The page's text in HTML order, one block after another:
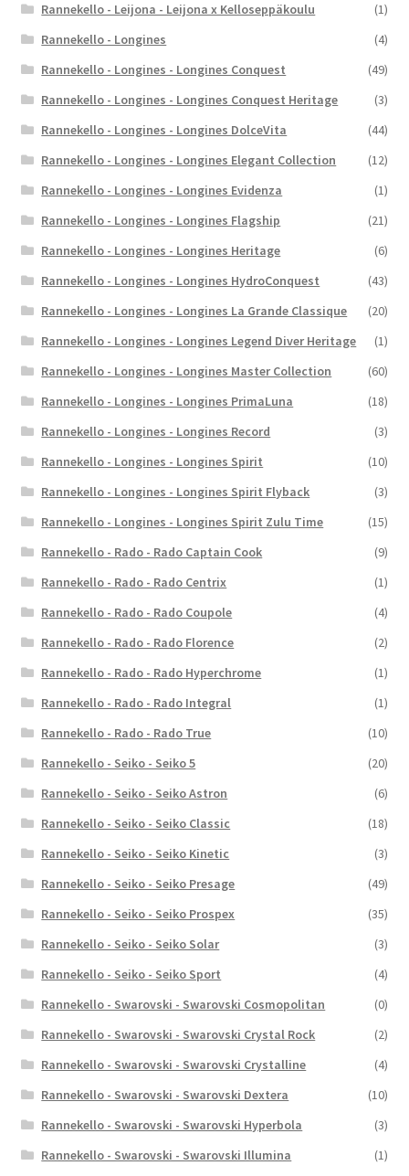
Rannekello - Leijona - Leijona x Kelloseppäkoulu
(1)
Rannekello - Longines
(4)
Rannekello - Longines - Longines Conquest
(49)
Rannekello - Longines - Longines Conquest Heritage
(3)
Rannekello - Longines - Longines DolceVita
(44)
Rannekello - Longines - Longines Elegant Collection
(12)
Rannekello - Longines - Longines Evidenza
(1)
Rannekello - Longines - Longines Flagship
(21)
Rannekello - Longines - Longines Heritage
(6)
Rannekello - Longines - Longines HydroConquest
(43)
Rannekello - Longines - Longines La Grande Classique
(20)
Rannekello - Longines - Longines Legend Diver Heritage
(1)
Rannekello - Longines - Longines Master Collection
(60)
Rannekello - Longines - Longines PrimaLuna
(18)
Rannekello - Longines - Longines Record
(3)
Rannekello - Longines - Longines Spirit
(10)
Rannekello - Longines - Longines Spirit Flyback
(3)
Rannekello - Longines - Longines Spirit Zulu Time
(15)
Rannekello - Rado - Rado Captain Cook
(9)
Rannekello - Rado - Rado Centrix
(1)
Rannekello - Rado - Rado Coupole
(4)
Rannekello - Rado - Rado Florence
(2)
Rannekello - Rado - Rado Hyperchrome
(1)
Rannekello - Rado - Rado Integral
(1)
Rannekello - Rado - Rado True
(10)
Rannekello - Seiko - Seiko 5
(20)
Rannekello - Seiko - Seiko Astron
(6)
Rannekello - Seiko - Seiko Classic
(18)
Rannekello - Seiko - Seiko Kinetic
(3)
Rannekello - Seiko - Seiko Presage
(49)
Rannekello - Seiko - Seiko Prospex
(35)
Rannekello - Seiko - Seiko Solar
(3)
Rannekello - Seiko - Seiko Sport
(4)
Rannekello - Swarovski - Swarovski Cosmopolitan
(0)
Rannekello - Swarovski - Swarovski Crystal Rock
(2)
Rannekello - Swarovski - Swarovski Crystalline
(4)
Rannekello - Swarovski - Swarovski Dextera
(10)
Rannekello - Swarovski - Swarovski Hyperbola
(3)
Rannekello - Swarovski - Swarovski Illumina
(1)